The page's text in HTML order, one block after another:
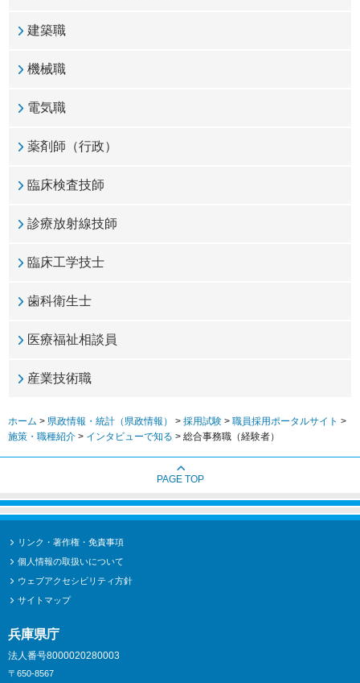
建築職
機械職
電気職
薬剤師（行政）
臨床検査技師
診療放射線技師
臨床工学技士
歯科衛生士
医療福祉相談員
産業技術職
ホーム > 県政情報・統計（県政情報） > 採用試験 > 職員採用ポータルサイト >
施策・職種紹介 > インタビューで知る > 総合事務職（経験者）
PAGE TOP
リンク・著作権・免責事項
個人情報の取扱いについて
ウェブアクセシビリティ方針
サイトマップ
兵庫県庁
法人番号8000020280003
〒650-8567